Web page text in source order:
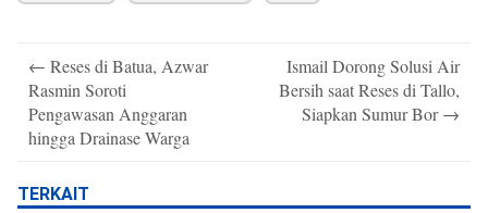
navigation
← Reses di Batua, Azwar
Rasmin Soroti
Pengawasan Anggaran
hingga Drainase Warga
Ismail Dorong Solusi Air
Bersih saat Reses di Tallo,
Siapkan Sumur Bor→
TERKAIT